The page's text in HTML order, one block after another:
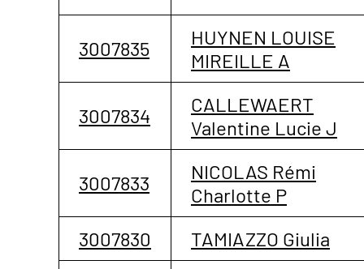
3007835
HUYNEN LOUISE
MIREILLE A
3007834
CALLEWAERT
Valentine Lucie J
3007833
NICOLAS Rémi
Charlotte P
3007830
TAMIAZZO Giulia